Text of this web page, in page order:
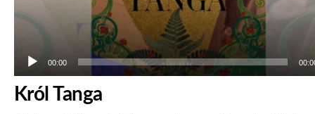
00:00
Król Tanga